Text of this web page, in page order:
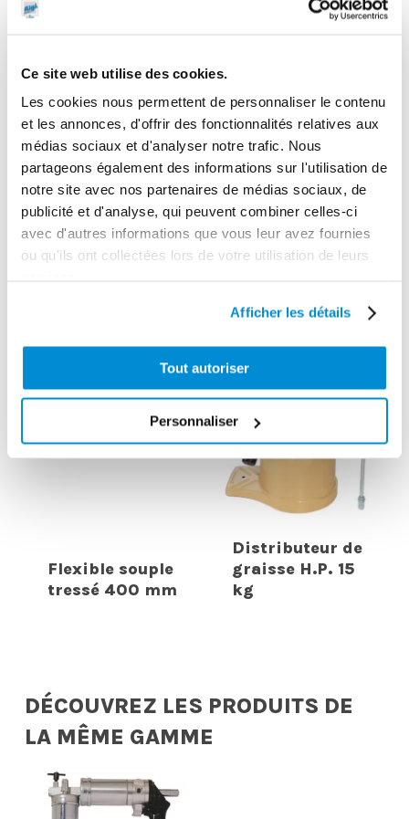
Ce site web utilise des cookies.
Les cookies nous permettent de personnaliser le contenu
et les annonces, d'offrir des fonctionnalités relatives aux
médias sociaux et d'analyser notre trafic. Nous
partageons également des informations sur l'utilisation de
notre site avec nos partenaires de médias sociaux, de
publicité et d'analyse, qui peuvent combiner celles-ci
avec d'autres informations que vous leur avez fournies
ou qu'ils ont collectées lors de votre utilisation de leurs
Afficher les détails
Tout autoriser
Personnaliser
Valve de
remplissage
ø14,7 mm
Flexible H.P.
1,5m pour
distributeur de
graisse H.P.
Flexible souple
tressé 400 mm
Distributeur de
graisse H.P. 15
kg
DÉCOUVREZ LES PRODUITS DE
LA MÊME GAMME